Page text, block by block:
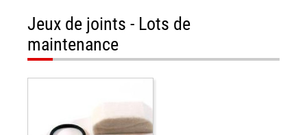
Jeux de joints - Lots de
maintenance